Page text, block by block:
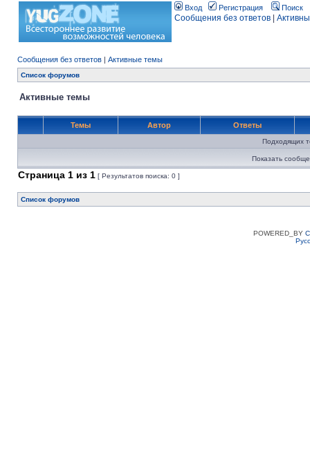
Вход Регистрация Поиск
Сообщения без ответов
Сообщения без ответов | Активные темы
Список форумов
Активные темы
Темы Автор Ответы
Подходящих
Показать
Страница 1 из 1 [ Результатов поиска: 0 ]
Список форумов
POWERED_BY